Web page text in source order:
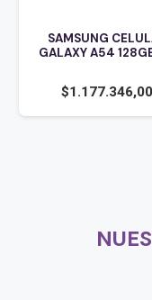
5G
GENIUS
CARGA
USB
$